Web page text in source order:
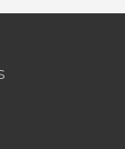
Nalón en
la catedral de